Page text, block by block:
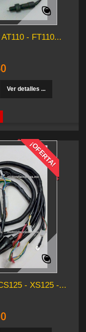
- FT110...
Ver detalles ...
¡OFERTA!
- XS125 -...